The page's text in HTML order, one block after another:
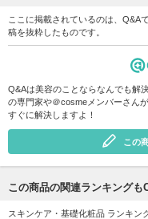
ここに掲載されているのは、Q&A
稿を抜粋したものです。
Q&Aは美容のことならなんでも解
の専門家や＠cosmeメンバーさん
すぐに解決しますよ！
この
この商品の関連ランキングも
スキンケア・基礎化粧品 ランキン